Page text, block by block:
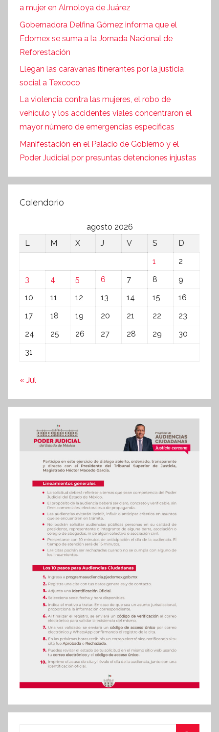
a mujer en Almoloya de Juárez
Gobernadora Delfina Gómez informa que el
Edomex se suma a la Jornada Nacional de
Reforestación
Llegan las caravanas itinerantes por la justicia
social a Texcoco
La violencia contra las mujeres, el robo de
vehículo y los accidentes viales concentraron el
mayor número de emergencias específicas
Manifestación en el Palacio de Gobierno y el
Poder Judicial por presuntas detenciones injustas
Calendario
agosto 2026
L
M X J V S
D
1
2
3
4 5 6 7 8
9
10
11 12 13 14 15
16
17
18 19 20 21 22
23
24
25 26 27 28 29
30
31
« Jul